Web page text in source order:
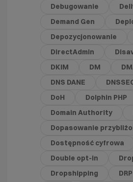
Debugowanie
Demand Gen
Depozycjonowanie
DirectAdmin
DKIM
DM
DNS DANE
DoH
Dolphin PHP
Domain Authority
Dopasowanie
Dostępność cyfrowa
Double opt-in
Dropshipping
DRP